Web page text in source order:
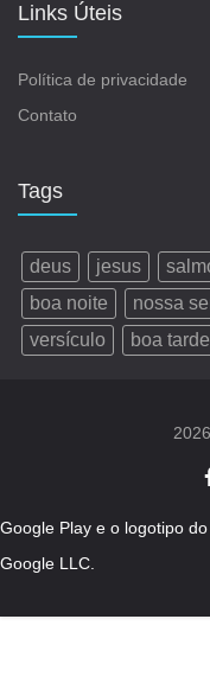
Links Úteis
Política de privacidade
Contato
Tags
deus jesus
boa noite
nossa
versículo
boa tarde
Google Play e o logotipo
Google LLC.